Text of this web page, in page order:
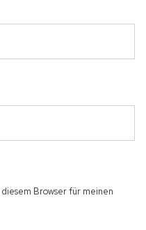
Browser für meinen